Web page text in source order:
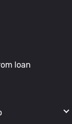
loan